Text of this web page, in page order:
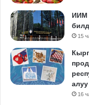
ИИМ
15
16